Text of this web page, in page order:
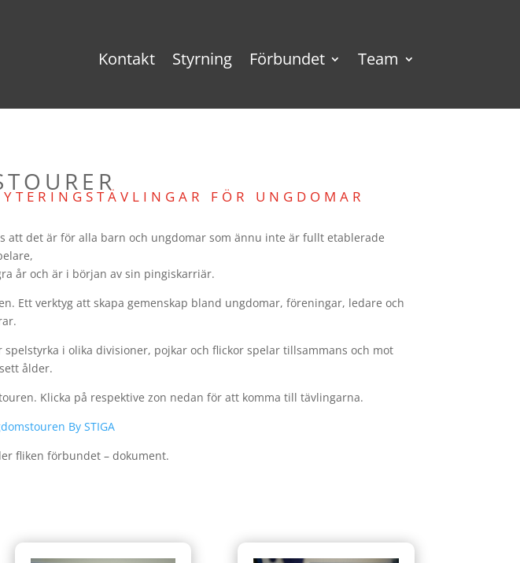
Kontakt Styrning Förbundet Team
FÖR UNGDOMAR
att det är för alla barn och ungdomar som ännu inte är fullt etablerade
år och är i början av sin pingiskarriär.
Ett verktyg att skapa gemenskap bland ungdomar, föreningar, ledare och
i olika divisioner, pojkar och flickor spelar tillsammans och mot
ålder.
Klicka på respektive zon nedan för att komma till tävlingarna.
By STIGA
fliken förbundet – dokument.